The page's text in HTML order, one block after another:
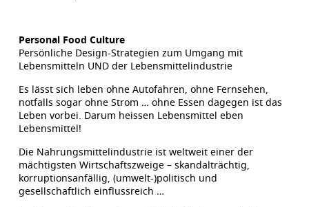
Personal Food Culture
Persönliche Design-Strategien zum Umgang mit
Lebensmitteln UND der Lebensmittelindustrie
Es lässt sich leben ohne Autofahren, ohne Fernsehen,
notfalls sogar ohne Strom … ohne Essen dagegen ist das
Leben vorbei. Darum heissen Lebensmittel eben
Lebensmittel!
Die Nahrungsmittelindustrie ist weltweit einer der
mächtigsten Wirtschaftszweige – skandalträchtig,
korruptionsanfällig, (umwelt-)politisch und
gesellschaftlich einflussreich …